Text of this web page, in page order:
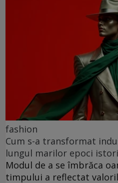
fashion
Cum s-a transformat
lungul marilor epoci
Modul de a se îmbrăca
timpului a reflectat